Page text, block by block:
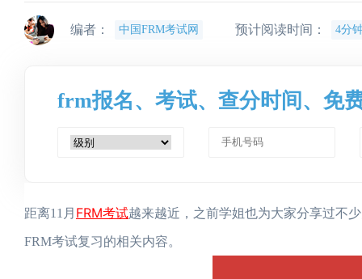
编者： 中国FRM考试网 预计阅读时间： 4分
frm报名、考试、查分时间、免
距离11月 FRM考试越来越近，之前学姐也为大家分享过不
FRM考试复习的相关内容。